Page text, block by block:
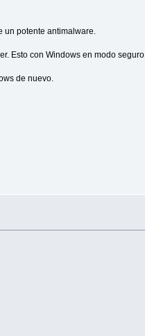
potente antimalware.
Esto con Windows en modo seguro.
de nuevo.